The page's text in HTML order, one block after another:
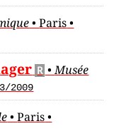
•Paris•
R •Musée
2009
•Paris•